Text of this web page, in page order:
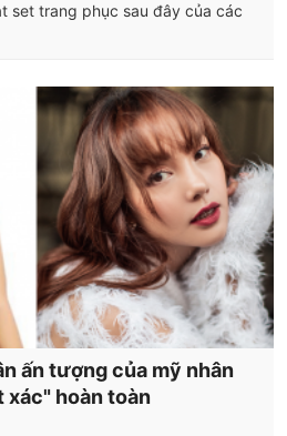
set trang phục sau đây của các
ấn tượng của mỹ nhân
xác" hoàn toàn